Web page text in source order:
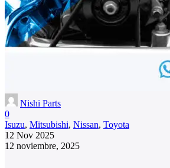
Nishi Parts
0
Isuzu, Mitsubishi, Nissan, Toyota
12 Nov 2025
12 noviembre, 2025